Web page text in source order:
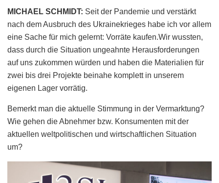
MICHAEL SCHMIDT: Seit der Pandemie und verstärkt
nach dem Ausbruch des Ukrainekrieges habe ich vor allem
eine Sache für mich gelernt: Vorräte kaufen.Wir wussten,
dass durch die Situation ungeahnte Herausforderungen
auf uns zukommen würden und haben die Materialien für
zwei bis drei Projekte beinahe komplett in unserem
eigenen Lager vorrätig.
Bemerkt man die aktuelle Stimmung in der Vermarktung?
Wie gehen die Abnehmer bzw. Konsumenten mit der
aktuellen weltpolitischen und wirtschaftlichen Situation
um?